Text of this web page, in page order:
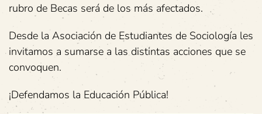
rubro de Becas será de los más afectados.
Desde la Asociación de Estudiantes de Sociología les
invitamos a sumarse a las distintas acciones que se
convoquen.
¡Defendamos la Educación Pública!